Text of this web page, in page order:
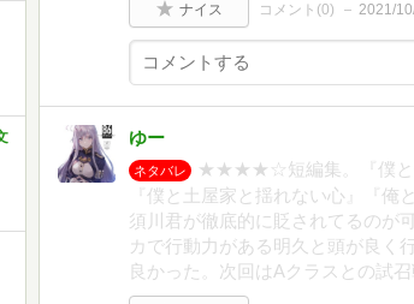
ナイス コメント(0) 2021/
ゆー
ネタバレ
★★★★☆短編集。『僕と子
『僕と土屋家と揺れない心』『
須川君が徹底的に貶されてるのが
カで行動力がある明久と頭が良く
良かった。次回はAクラスとの試